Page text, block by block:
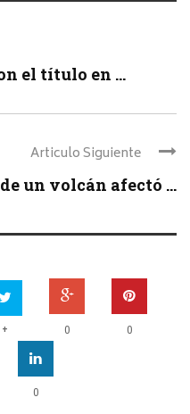
el título en ...
Articulo Siguiente
un volcán afectó ...
+ 0 0
0